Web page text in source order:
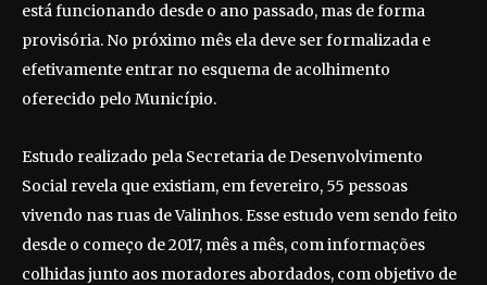
está funcionando desde o ano passado, mas de forma
provisória. No próximo mês ela deve ser formalizada e
efetivamente entrar no esquema de acolhimento
oferecido pelo Município.
Estudo realizado pela Secretaria de Desenvolvimento
Social revela que existiam, em fevereiro, 55 pessoas
vivendo nas ruas de Valinhos. Esse estudo vem sendo feito
desde o começo de 2017, mês a mês, com informações
colhidas junto aos moradores abordados, com objetivo de